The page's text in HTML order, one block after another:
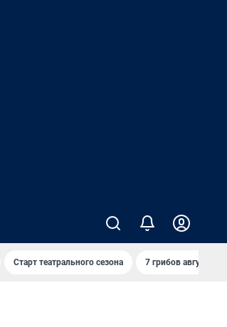
Старт театрального сезона 7 грибов августа